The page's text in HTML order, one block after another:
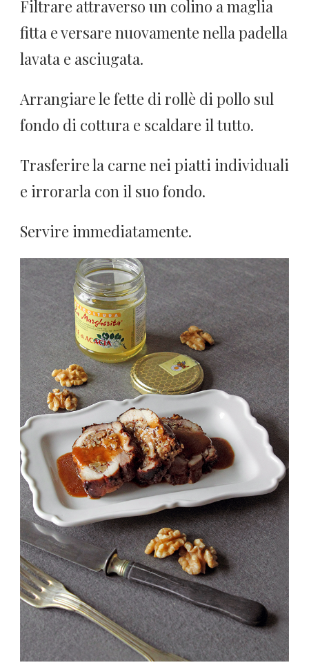
Filtrare attraverso un colino a maglia
fitta e versare nuovamente nella padella
lavata e asciugata.
Arrangiare le fette di rollè di pollo sul
fondo di cottura e scaldare il tutto.
Trasferire la carne nei piatti individuali
e irrorarla con il suo fondo.
Servire immediatamente.